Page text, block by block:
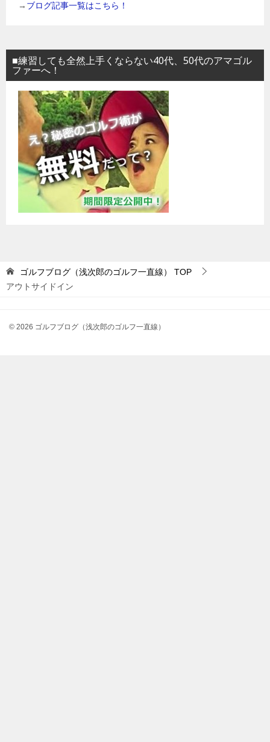
→ ブログ記事一覧はこちら！
■練習しても全然上手くならない40代、50代のアマゴル
ファーへ！
ゴルフブログ（浅次郎のゴルフ一直線）
TOP
アウトサイドイン
© 2026 ゴルフブログ（浅次郎のゴルフ一直線）